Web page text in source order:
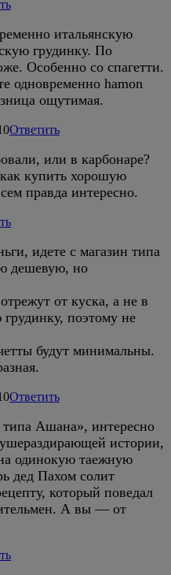
итальянскую
грудинку. По
Особенно со спагетти.
одновременно hamon
ощутимая.
Ответить
или в карбонаре?
купить хорошую
правда интересно.
идете с магазин типа
дешевую, но
от куска, а не в
поэтому не
будут минимальны.
Ответить
Ашана», интересно
истории,
одинокую таежную
дед Пахом солит
который поведал
А вы — от